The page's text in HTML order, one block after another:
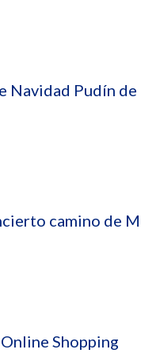
Navidad Pudín de
camino de
Shopping